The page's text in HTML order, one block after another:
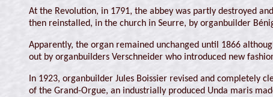
At the Revolution, in 1791, the abbey was partly destroyed
then reinstalled, in the church in Seurre, by organbuilder
Apparently, the organ remained unchanged until 1866
out by organbuilders Verschneider who introduced new
In 1923, organbuilder Jules Boissier revised and completely
of the Grand-Orgue, an industrially produced Unda maris